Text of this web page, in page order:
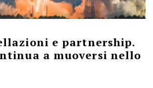
e partnership.
a muoversi nello